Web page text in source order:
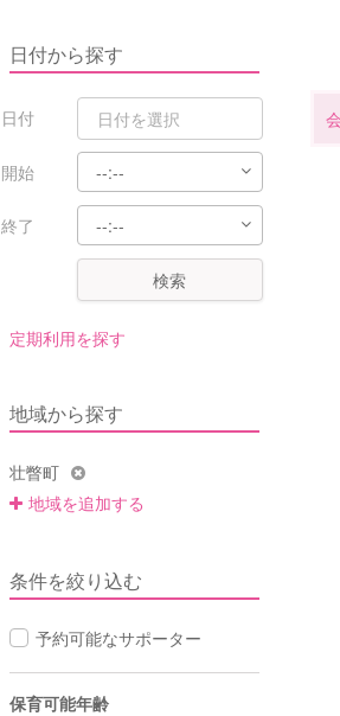
日付から探す
日付
開始
終了
検索
定期利用を探す
地域から探す
壮瞥町
地域を追加する
条件を絞り込む
予約可能なサポーター
保育可能年齢